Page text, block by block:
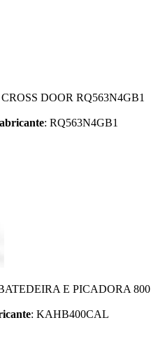
DOOR RQ563N4GB1
: RQ563N4GB1
E PICADORA 800
: KAHB400CAL